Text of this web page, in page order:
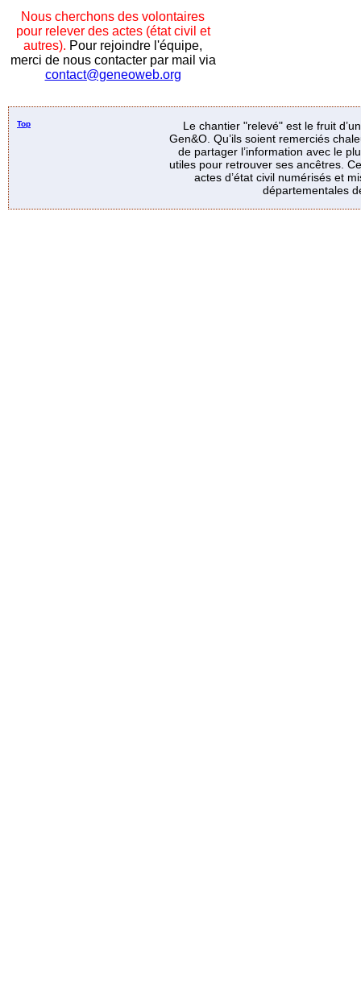
Nous cherchons des volontaires
pour relever des actes (état civil et
autres). Pour rejoindre l'équipe,
merci de nous contacter par mail via
contact@geneoweb.org
Top
Le chantier "relevé" est le fruit
Gen&O. Qu’ils soient remerciés
de partager l’information avec le
utiles pour retrouver ses ancêtres.
actes d’état civil numérisés et
départementales